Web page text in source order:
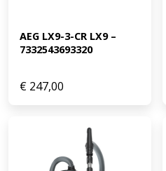
AEG LX9-3-CR LX9 –
7332543693320
€ 247,00